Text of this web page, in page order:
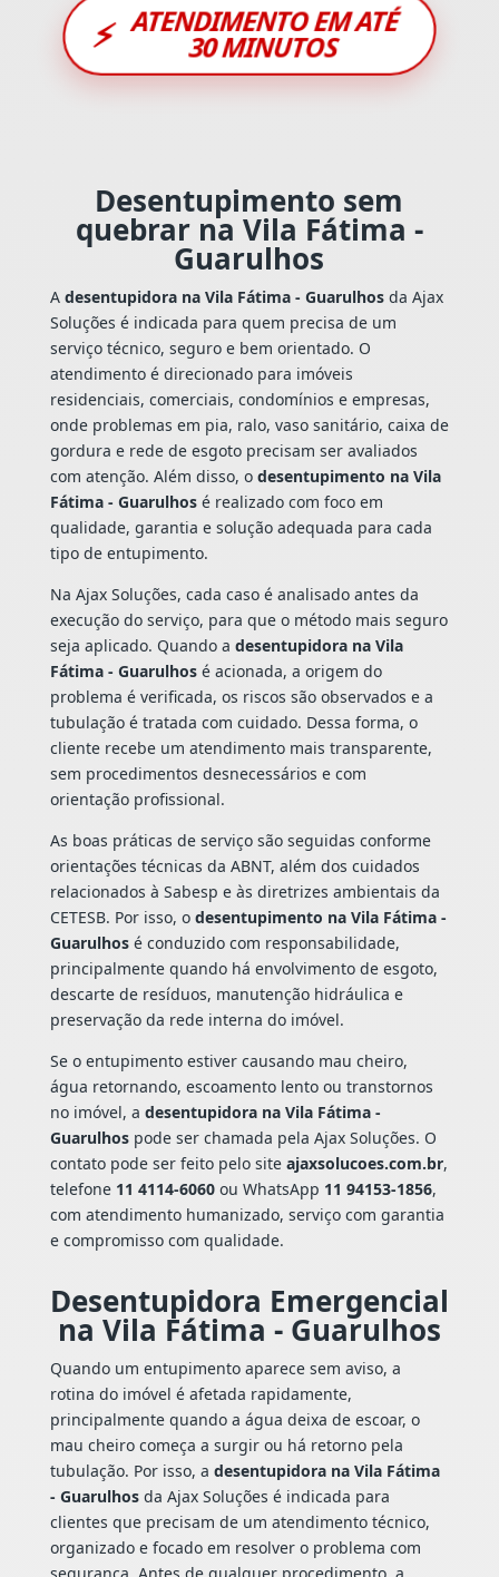
⚡ ATENDIMENTO EM ATÉ
30 MINUTOS
Desentupimento sem
quebrar na Vila Fátima -
Guarulhos
A desentupidora na Vila Fátima - Guarulhosda Ajax
Soluções é indicada para quem precisa de um
serviço técnico, seguro e bem orientado. O
atendimento é direcionado para imóveis
residenciais, comerciais, condomínios e empresas,
onde problemas em pia, ralo, vaso sanitário, caixa de
gordura e rede de esgoto precisam ser avaliados
com atenção. Além disso, o desentupimento na Vila
Fátima - Guarulhosé realizado com foco em
qualidade, garantia e solução adequada para cada
tipo de entupimento.
Na Ajax Soluções, cada caso é analisado antes da
execução do serviço, para que o método mais seguro
seja aplicado. Quando a desentupidora na Vila
Fátima - Guarulhosé acionada, a origem do
problema é verificada, os riscos são observados e a
tubulação é tratada com cuidado. Dessa forma, o
cliente recebe um atendimento mais transparente,
sem procedimentos desnecessários e com
orientação profissional.
As boas práticas de serviço são seguidas conforme
orientações técnicas da ABNT, além dos cuidados
relacionados à Sabesp e às diretrizes ambientais da
CETESB. Por isso, o desentupimento na Vila Fátima -
Guarulhosé conduzido com responsabilidade,
principalmente quando há envolvimento de esgoto,
descarte de resíduos, manutenção hidráulica e
preservação da rede interna do imóvel.
Se o entupimento estiver causando mau cheiro,
água retornando, escoamento lento ou transtornos
no imóvel, a desentupidora na Vila Fátima -
Guarulhospode ser chamada pela Ajax Soluções. O
contato pode ser feito pelo site ajaxsolucoes.com.br,
telefone 11 4114-6060ou WhatsApp 11 94153-1856,
com atendimento humanizado, serviço com garantia
e compromisso com qualidade.
Desentupidora Emergencial
na Vila Fátima - Guarulhos
Quando um entupimento aparece sem aviso, a
rotina do imóvel é afetada rapidamente,
principalmente quando a água deixa de escoar, o
mau cheiro começa a surgir ou há retorno pela
tubulação. Por isso, a desentupidora na Vila Fátima
- Guarulhosda Ajax Soluções é indicada para
clientes que precisam de um atendimento técnico,
organizado e focado em resolver o problema com
segurança. Antes de qualquer procedimento, a